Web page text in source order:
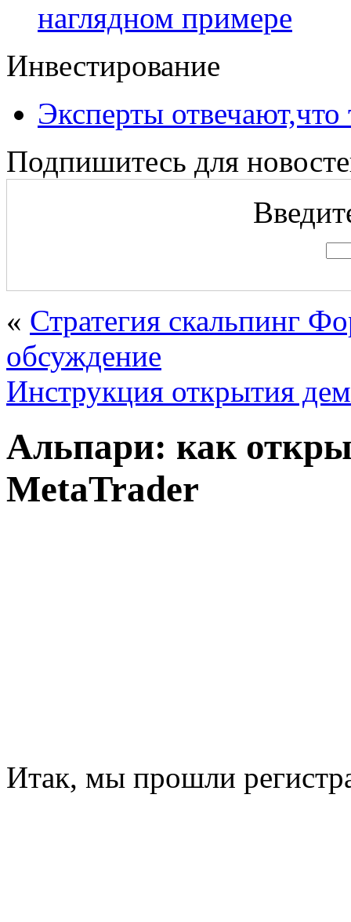
наглядном примере
Инвестирование
Эксперты
Подпишитесь для
« Стратегия скальпинг
обсуждение
Инструкция открытия
Альпари: как
MetaTrader
Итак, мы прошли